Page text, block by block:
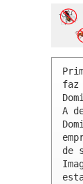
faz
A
de